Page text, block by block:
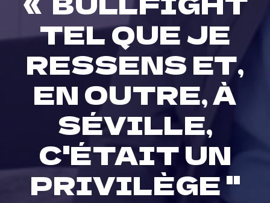
TEL QUE JE
RESSENS ET,
EN OUTRE, À
SÉVILLE,
C'ÉTAIT UN
PRIVILÈGE ''